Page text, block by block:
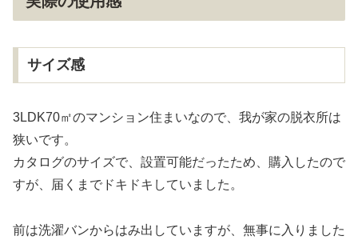
サイズ感
3LDK70㎡のマンション住まいなので、我が家の脱衣所は
狭いです。
カタログのサイズで、設置可能だったため、購入したので
すが、届くまでドキドキしていました。
前は洗濯バンからはみ出していますが、無事に入りました